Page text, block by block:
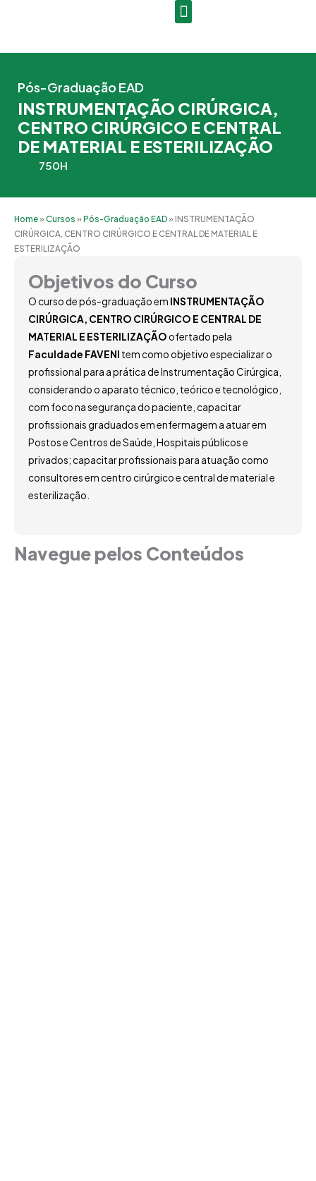
Pós-Graduação EAD
INSTRUMENTAÇÃO CIRÚRGICA,
CENTRO CIRÚRGICO E CENTRAL
DE MATERIAL E ESTERILIZAÇÃO
750H
Home»Cursos »Pós-Graduação EAD» INSTRUMENTAÇÃO
CIRÚRGICA, CENTRO CIRÚRGICO E CENTRAL DE MATERIAL E
ESTERILIZAÇÃO
Objetivos do Curso
O curso de pós-graduação em INSTRUMENTAÇÃO
CIRÚRGICA, CENTRO CIRÚRGICO E CENTRAL DE
MATERIAL E ESTERILIZAÇÃO ofertado pela
Faculdade FAVENI tem como objetivo especializar o
profissional para a prática de Instrumentação Cirúrgica,
considerando o aparato técnico, teórico e tecnológico,
com foco na segurança do paciente, capacitar
profissionais graduados em enfermagem a atuar em
Postos e Centros de Saúde, Hospitais públicos e
privados; capacitar profissionais para atuação como
consultores em centro cirúrgico e central de material e
esterilização.
Navegue pelos Conteúdos